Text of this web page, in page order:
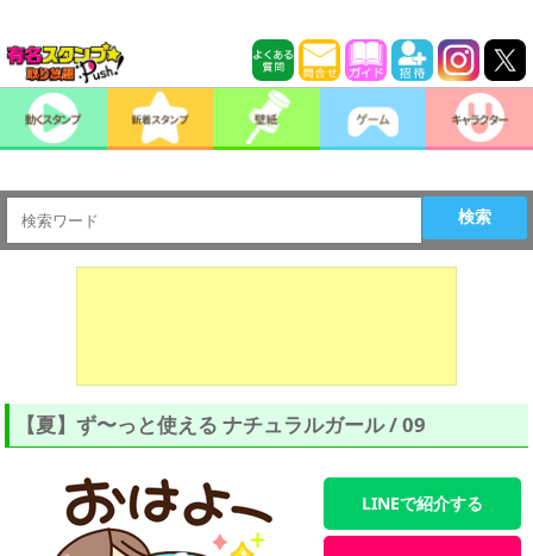
検索
【夏】ず〜っと使える ナチュラルガール / 09
LINEで紹介する